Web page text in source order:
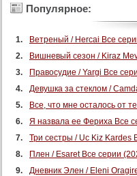
Популярное:
Ветреный / Hercai Все
Вишневый сезон / Kiraz
Правосудие / Yargi Все
Девушка за стеклом /
Все, что мне осталось от
Я назвала ее Фериха Все
Три сестры / Uc Kiz Kardes
Плен / Esaret Все серии
Дневник Элен / Eleni